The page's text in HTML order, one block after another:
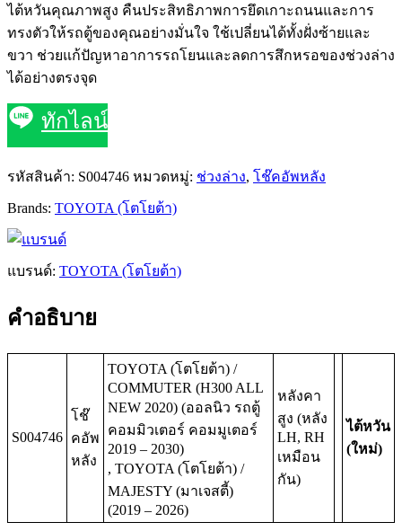
ไต้หวันคุณภาพสูง คืนประสิทธิภาพการยึดเกาะถนนและการ
ทรงตัวให้รถตู้ของคุณอย่างมั่นใจ ใช้เปลี่ยนได้ทั้งฝั่งซ้ายและ
ขวา ช่วยแก้ปัญหาอาการรถโยนและลดการสึกหรอของช่วงล่าง
ได้อย่างตรงจุด
ทักไลน์
รหัสสินค้า: S004746 หมวดหมู่: ช่วงล่าง, โช๊คอัพหลัง
Brands: TOYOTA (โตโยต้า)
แบรนด์: TOYOTA (โตโยต้า)
คำอธิบาย
S004746
โช๊
คอัพ
หลัง
TOYOTA (โตโยต้า) /
COMMUTER (H300 ALL
NEW 2020) (ออลนิว รถตู้
คอมมิวเตอร์ คอมมูเตอร์
2019 – 2030)
, TOYOTA (โตโยต้า) /
MAJESTY (มาเจสตี้)
(2019 – 2026)
หลังคา
สูง (หลัง
LH, RH
เหมือน
กัน)
ไต้หวัน
(ใหม่)